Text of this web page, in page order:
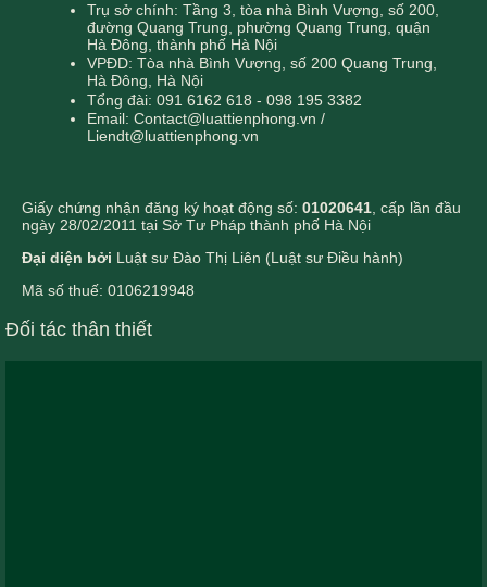
Trụ sở chính: Tầng 3, tòa nhà Bình Vượng, số 200,
đường Quang Trung, phường Quang Trung, quận
Hà Đông, thành phố Hà Nội
VPĐD: Tòa nhà Bình Vượng, số 200 Quang Trung,
Hà Đông, Hà Nội
Tổng đài: 091 6162 618 - 098 195 3382
Email: Contact@luattienphong.vn /
Liendt@luattienphong.vn
Giấy chứng nhận đăng ký hoạt động số: 01020641 , cấp lần đầu
ngày 28/02/2011 tại Sở Tư Pháp thành phố Hà Nội
Đại diện bởi Luật sư Đào Thị Liên (Luật sư Điều hành)
Mã số thuế: 0106219948
Đối tác thân thiết